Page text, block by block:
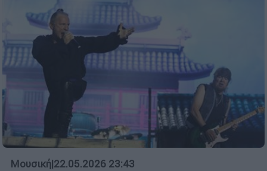
Μουσική|22.05.2026 23:43